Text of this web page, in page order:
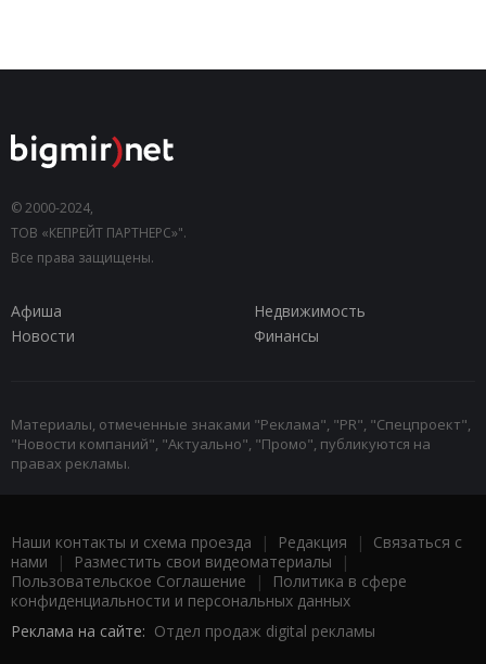
© 2000-2024,
ТОВ «КЕПРЕЙТ ПАРТНЕРС»".
Все права защищены.
Афиша
Недвижимость
Новости
Финансы
Материалы, отмеченные знаками "Реклама", "PR", "Спецпроект",
"Новости компаний", "Актуально", "Промо", публикуются на
правах рекламы.
Наши контакты и схема проезда | Редакция | Связаться с
нами | Разместить свои видеоматериалы |
Пользовательское Соглашение |
Политика в сфере
конфиденциальности и персональных данных
Реклама на сайте: Отдел продаж digital рекламы